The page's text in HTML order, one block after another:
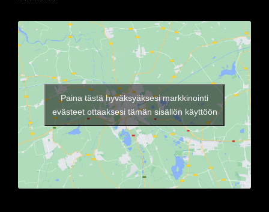
Paina tästä hyväksyäksesi markkinointi
evästeet ottaaksesi tämän sisällön käyttöön